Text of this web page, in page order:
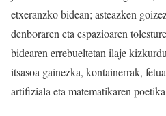
etxeranzko bidean; asteazken
denboraren eta espazioaren
bidearen errebueltetan ilaje
itsasoa gainezka, kontainerrak,
artifiziala eta matematikaren